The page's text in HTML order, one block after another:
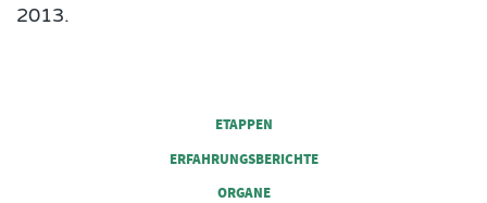
2013.
ETAPPEN
ERFAHRUNGSBERICHTE
ORGANE